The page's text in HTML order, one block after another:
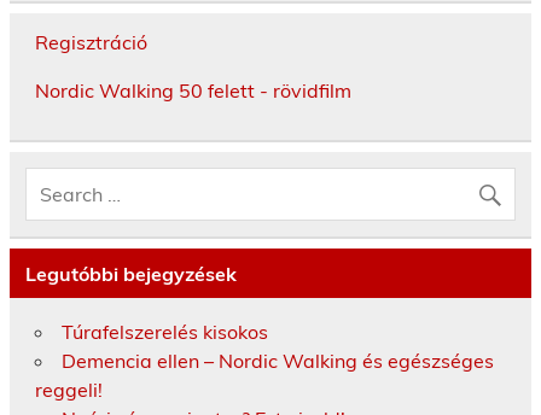
Regisztráció
Nordic Walking 50 felett - rövidfilm
Legutóbbi bejegyzések
Túrafelszerelés kisokos
Demencia ellen – Nordic Walking és egészséges
reggeli!